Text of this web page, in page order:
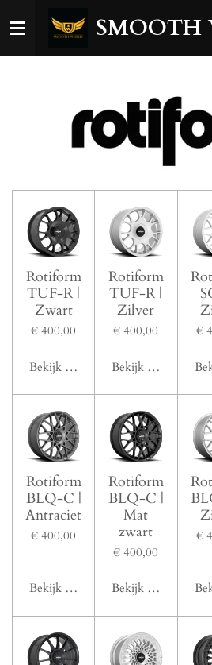
direct
SMOOTH
Rotiform
TUF-R |
Zwart
€ 400,00
Bekijk details
Rotiform
TUF-R |
Zilver
€ 400,00
Bekijk details
€
Rotiform
BLQ-C |
Antraciet
€ 400,00
Bekijk details
Rotiform
BLQ-C |
Mat
zwart
€ 400,00
Bekijk details
€